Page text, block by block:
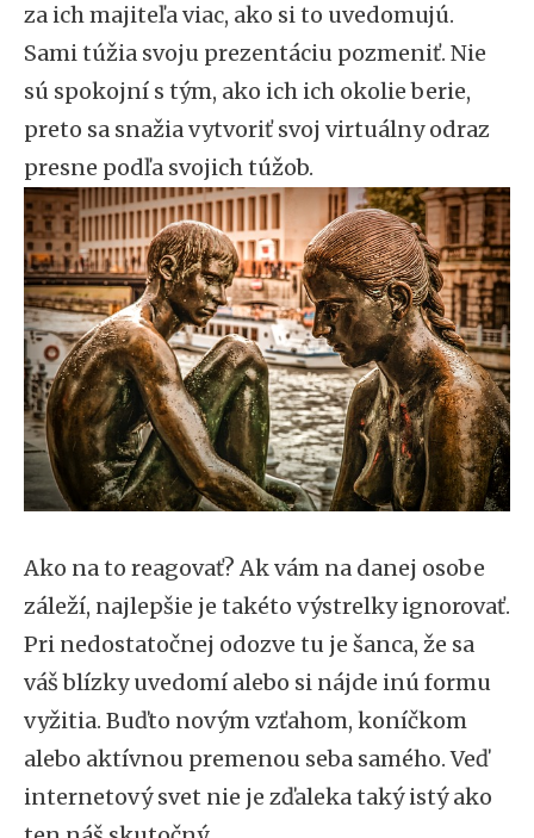
za ich majiteľa viac, ako si to uvedomujú.
Sami túžia svoju prezentáciu pozmeniť. Nie
sú spokojní s tým, ako ich ich okolie berie,
preto sa snažia vytvoriť svoj virtuálny odraz
presne podľa svojich túžob.
Ako na to reagovať? Ak vám na danej osobe
záleží, najlepšie je takéto výstrelky ignorovať.
Pri nedostatočnej odozve tu je šanca, že sa
váš blízky uvedomí alebo si nájde inú formu
vyžitia. Buďto novým vzťahom, koníčkom
alebo aktívnou premenou seba samého. Veď
internetový svet nie je zďaleka taký istý ako